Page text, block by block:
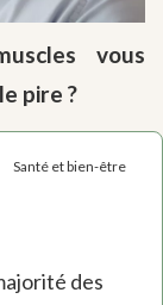
vous
pire ?
Santé et bien-être
des